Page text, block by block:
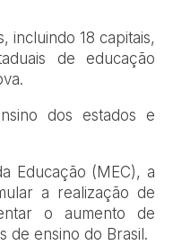
incluindo 18 capitais,
de educação
dos estados e
Educação (MEC), a
a realização de
o aumento de
de ensino do Brasil.